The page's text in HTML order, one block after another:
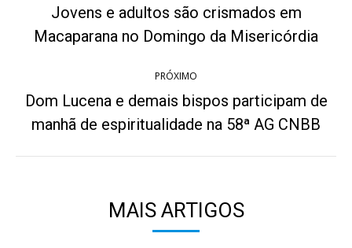
post:
Post
anterior:
Jovens e adultos são crismados em
Macaparana no Domingo da Misericórdia
PRÓXIMO
Próximo
post:
Dom Lucena e demais bispos participam de
manhã de espiritualidade na 58ª AG CNBB
MAIS ARTIGOS